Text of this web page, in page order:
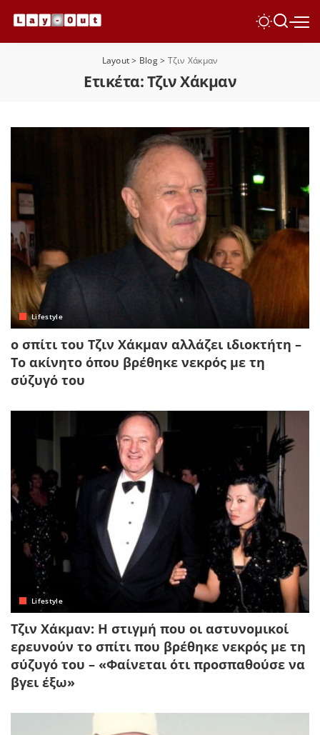
Layout> Blog> Τζιν Χάκμαν
Ετικέτα:Τζιν Χάκμαν
Lifestyle
ο σπίτι του Τζιν Χάκμαν αλλάζει ιδιοκτήτη –
Το ακίνητο όπου βρέθηκε νεκρός με τη
σύζυγό του
Lifestyle
Τζιν Χάκμαν: Η στιγμή που οι αστυνομικοί
ερευνούν το σπίτι που βρέθηκε νεκρός με τη
σύζυγό του – «Φαίνεται ότι προσπαθούσε να
βγει έξω»